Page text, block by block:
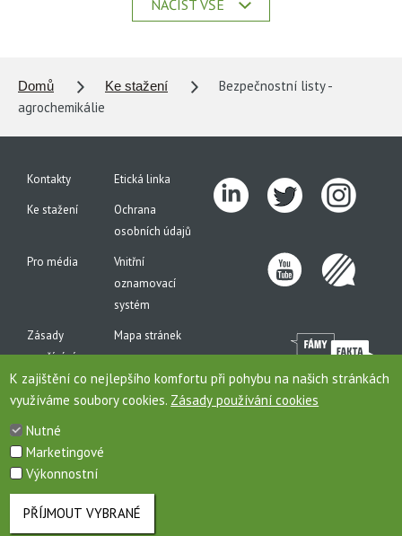
NAČÍST VŠE
Domů Ke stažení
Bezpečnostní listy -
agrochemikálie
Kontakty
Etická linka
Ke stažení
Ochrana
osobních údajů
Pro média
Vnitřní
oznamovací
systém
Zásady
používání
cookies
Mapa stránek
Toto jsou internetové stránky společnosti AGROFERT, a.s., IČO 26185610, se sídlem na
adrese Pyšelská 2327/2, Chodov, 149 00 Praha 4, zapsané v obchodním rejstříku pod
K zajištění co nejlepšího komfortu při pohybu na našich stránkách
využíváme soubory cookies. Zásady používání cookies
Nutné
Marketingové
Výkonnostní
PŘÍJMOUT VYBRANÉ